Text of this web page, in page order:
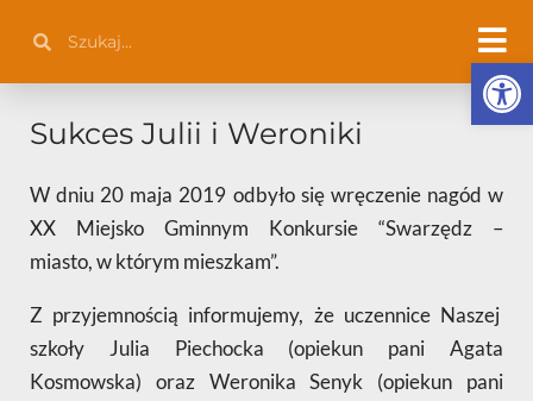
treści
Sukces Julii i Weroniki
W dniu 20 maja 2019 odbyło się wręczenie nagód w
XX Miejsko Gminnym Konkursie “Swarzędz –
miasto, w którym mieszkam”.
Z przyjemnością informujemy, że uczennice Naszej
szkoły Julia Piechocka (opiekun pani Agata
Kosmowska) oraz Weronika Senyk (opiekun pani